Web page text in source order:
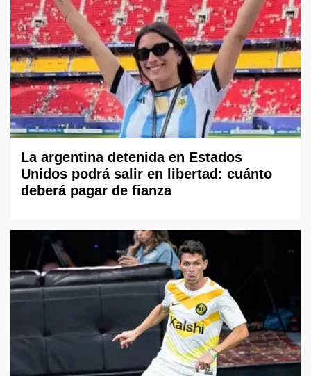
La argentina detenida en Estados
Unidos podrá salir en libertad: cuánto
deberá pagar de fianza